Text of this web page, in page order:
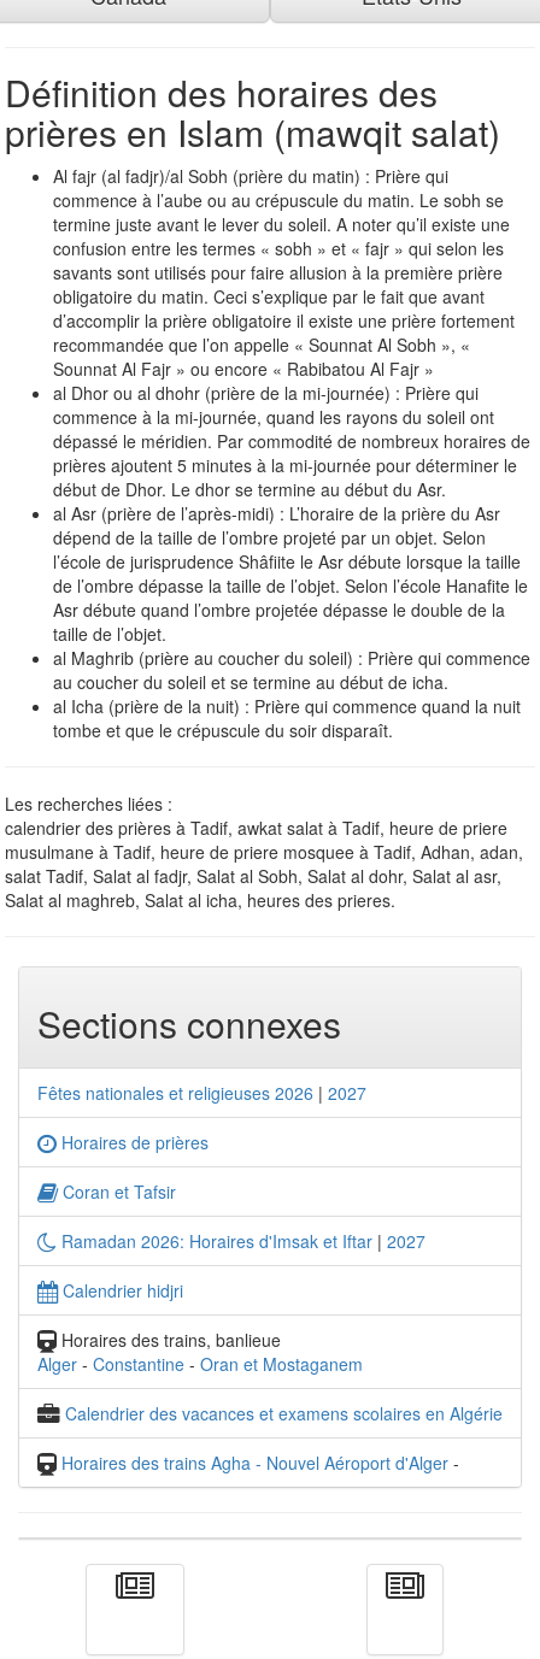
Définition des horaires des
prières en Islam (mawqit salat)
Al fajr (al fadjr)/al Sobh (prière du matin) : Prière qui
commence à l’aube ou au crépuscule du matin. Le sobh se
termine juste avant le lever du soleil. A noter qu’il existe une
confusion entre les termes « sobh » et « fajr » qui selon les
savants sont utilisés pour faire allusion à la première prière
obligatoire du matin. Ceci s’explique par le fait que avant
d’accomplir la prière obligatoire il existe une prière fortement
recommandée que l’on appelle « Sounnat Al Sobh », «
Sounnat Al Fajr » ou encore « Rabibatou Al Fajr »
al Dhor ou al dhohr (prière de la mi-journée) : Prière qui
commence à la mi-journée, quand les rayons du soleil ont
dépassé le méridien. Par commodité de nombreux horaires de
prières ajoutent 5 minutes à la mi-journée pour déterminer le
début de Dhor. Le dhor se termine au début du Asr.
al Asr (prière de l’après-midi) : L’horaire de la prière du Asr
dépend de la taille de l’ombre projeté par un objet. Selon
l’école de jurisprudence Shâfiite le Asr débute lorsque la taille
de l’ombre dépasse la taille de l’objet. Selon l’école Hanafite le
Asr débute quand l’ombre projetée dépasse le double de la
taille de l’objet.
al Maghrib (prière au coucher du soleil) : Prière qui commence
au coucher du soleil et se termine au début de icha.
al Icha (prière de la nuit) : Prière qui commence quand la nuit
tombe et que le crépuscule du soir disparaît.
Les recherches liées :
calendrier des prières à Tadif, awkat salat à Tadif, heure de priere
musulmane à Tadif, heure de priere mosquee à Tadif, Adhan, adan,
salat Tadif, Salat al fadjr, Salat al Sobh, Salat al dohr, Salat al asr,
Salat al maghreb, Salat al icha, heures des prieres.
Sections connexes
Fêtes nationales et religieuses 2026 | 2027
Horaires de prières
Coran et Tafsir
Ramadan 2026: Horaires d'Imsak et Iftar | 2027
Calendrier hidjri
Horaires des trains, banlieue
Alger - Constantine - Oran et Mostaganem
Calendrier des vacances et examens scolaires en Algérie
Horaires des trains Agha - Nouvel Aéroport d'Alger -